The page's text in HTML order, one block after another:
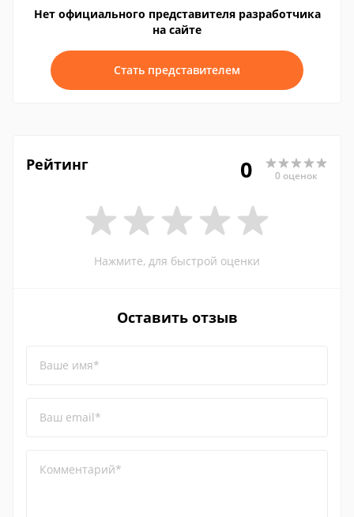
Нет официального представителя разработчика
на сайте
Стать представителем
Рейтинг 0 0 оценок
Нажмите, для быстрой оценки
Оставить отзыв
Ваше имя*
Ваш email*
Комментарий*